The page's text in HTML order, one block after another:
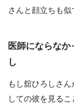
さんと顔立ちも似
医師にならな
し
もし舘ひろしさ
しての彼を見る